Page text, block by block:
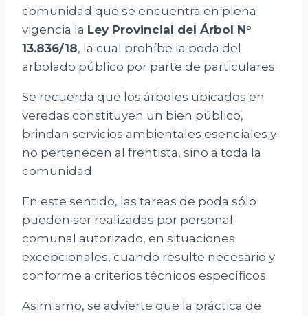
comunidad que se encuentra en plena
vigencia la Ley Provincial del Árbol N°
13.836/18, la cual prohíbe la poda del
arbolado público por parte de particulares.
Se recuerda que los árboles ubicados en
veredas constituyen un bien público,
brindan servicios ambientales esenciales y
no pertenecen al frentista, sino a toda la
comunidad.
En este sentido, las tareas de poda sólo
pueden ser realizadas por personal
comunal autorizado, en situaciones
excepcionales, cuando resulte necesario y
conforme a criterios técnicos específicos.
Asimismo, se advierte que la práctica de